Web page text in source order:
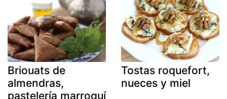
Briouats de
almendras,
pastelería marroquí
Tostas roquefort,
nueces y miel